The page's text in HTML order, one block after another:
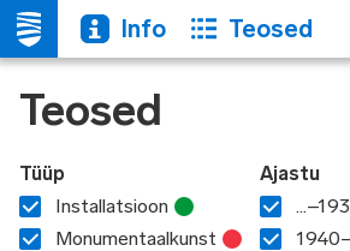
Info Teosed
Teosed
Tüüp
Installatsioon
Monumentaalkunst
Ajastu